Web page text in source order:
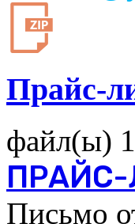
Прайс-
файл(ы)
Письмо